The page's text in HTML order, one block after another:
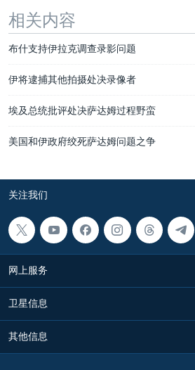
相关内容
布什支持伊拉克调查录影问题
伊将逮捕其他拍摄处决录像者
埃及总统批评处决萨达姆过程野蛮
美国和伊政府绞死萨达姆问题之争
关注我们
网上服务
卫星信息
其他信息